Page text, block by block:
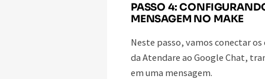
PASSO 4:
MENSAGEM NO MAKE
Neste passo, vamos conectar
da Atendare ao Google Chat,
em uma mensagem.